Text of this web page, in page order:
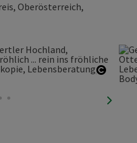
Oberösterreich,